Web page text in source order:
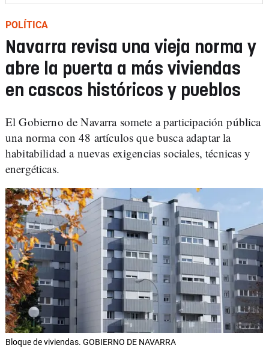
POLÍTICA
Navarra revisa una vieja norma y
abre la puerta a más viviendas
en cascos históricos y pueblos
El Gobierno de Navarra somete a participación pública
una norma con 48 artículos que busca adaptar la
habitabilidad a nuevas exigencias sociales, técnicas y
energéticas.
Bloque de viviendas. GOBIERNO DE NAVARRA